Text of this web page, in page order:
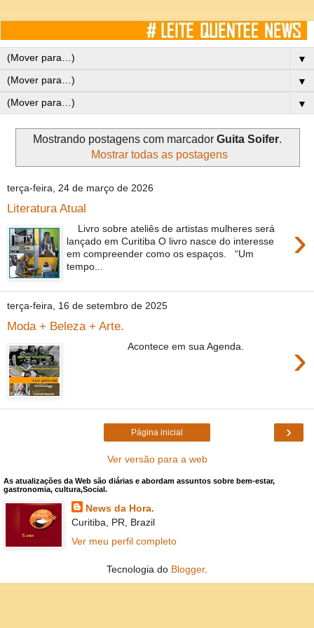
▼
▼
▼
Mostrando postagens com marcador Guita Soifer.
Mostrar todas as postagens
terça-feira, 24 de março de 2026
Literatura Atual
›
Livro sobre ateliês de artistas mulheres será
lançado em Curitiba O livro nasce do interesse
em compreender como os espaços. “Um
tempo...
terça-feira, 16 de setembro de 2025
Moda + Beleza + Arte.
›
Acontece em sua Agenda.
›
Página inicial
Ver versão para a web
As atualizações da Web são diárias e abordam assuntos sobre bem-estar,
gastronomia, cultura,Social.
News da Hora.
Curitiba, PR, Brazil
Ver meu perfil completo
Tecnologia do Blogger.